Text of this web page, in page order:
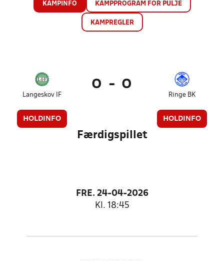
KAMPINFO KAMPPROGRAM FOR PULJE
KAMPREGLER
Langeskov IF
HOLDINFO
0 - 0
Ringe BK
HOLDINFO
Færdigspillet
FRE. 24-04-2026
Kl. 18:45